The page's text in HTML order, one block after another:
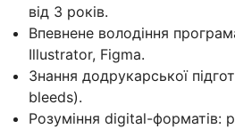
від 3 років.
Впевнене володіння
Illustrator, Figma.
Знання додрукарської
bleeds).
Розуміння digital-форматів: